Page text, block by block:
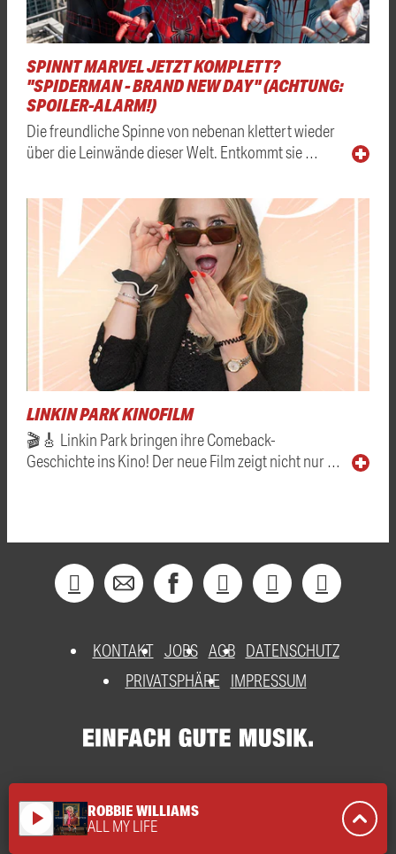
SPINNT MARVEL JETZT KOMPLETT?
"SPIDERMAN - BRAND NEW DAY" (ACHTUNG:
SPOILER-ALARM!)
Die freundliche Spinne von nebenan klettert wieder
über die Leinwände dieser Welt. Entkommt sie …
LINKIN PARK KINOFILM
🎬🎸 Linkin Park bringen ihre Comeback-
Geschichte ins Kino! Der neue Film zeigt nicht nur …
KONTAKT JOBS AGB DATENSCHUTZ
PRIVATSPHÄRE
IMPRESSUM
play_arrow ROBBIE WILLIAMS
ALL MY LIFE